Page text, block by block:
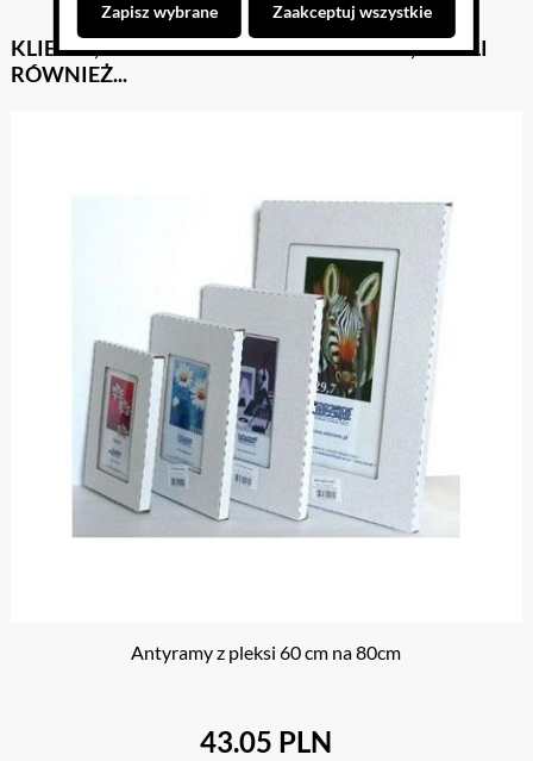
KLIENCI, KTÓRZY KUPILI TEN PRODUKT, KUPILI
RÓWNIEŻ...
Antyramy z pleksi 60 cm na 80cm
43.05 PLN
Zapisz wybrane Zaakceptuj wszystkie